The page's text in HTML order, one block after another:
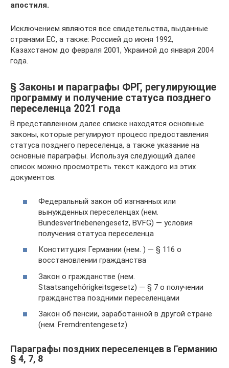
апостиля.
Исключением являются все свидетельства, выданные
странами ЕС, а также: Россией до июня 1992,
Казахстаном до февраля 2001, Украиной до января 2004
года.
§ Законы и параграфы ФРГ, регулирующие
программу и получение статуса позднего
переселенца 2021 года
В представленном далее списке находятся основные
законы, которые регулируют процесс предоставления
статуса позднего переселенца, а также указание на
основные параграфы. Используя следующий далее
список можно просмотреть текст каждого из этих
документов.
Федеральный закон об изгнанных или
вынужденных переселенцах (нем.
Bundesvertriebenengesetz, BVFG) — условия
получения статуса переселенца
Конституция Германии (нем. ) — § 116 о
восстановлении гражданства
Закон о гражданстве (нем.
Staatsangehörigkeitsgesetz) — § 7 о получении
гражданства поздними переселенцами
Закон об пенсии, заработанной в другой стране
(нем. Fremdrentengesetz)
Параграфы поздних переселенцев в Германию
§ 4, 7, 8